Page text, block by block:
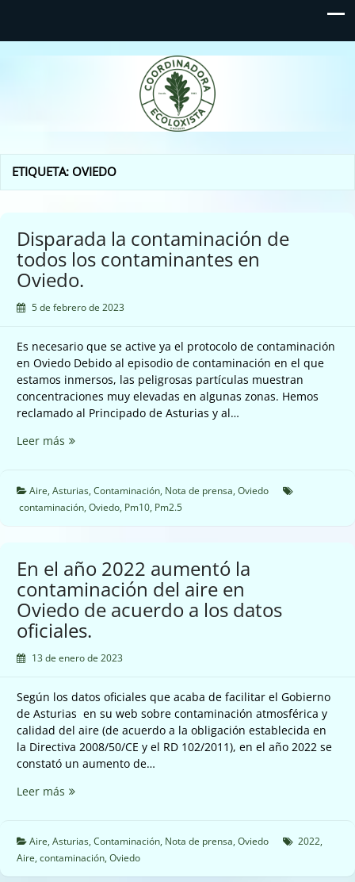
Coordinadora Ecoloxista
d'Asturies
ETIQUETA: OVIEDO
Disparada la contaminación de
todos los contaminantes en
Oviedo.
5 de febrero de 2023
Es necesario que se active ya el protocolo de contaminación
en Oviedo Debido al episodio de contaminación en el que
estamos inmersos, las peligrosas partículas muestran
concentraciones muy elevadas en algunas zonas. Hemos
reclamado al Principado de Asturias y al…
Leer más Disparada
de
todos
Oviedo.
Aire, Asturias, Contaminación, Nota de prensa, Oviedo
contaminación, Oviedo, Pm10, Pm2.5
En el año 2022 aumentó la
contaminación del aire en
Oviedo de acuerdo a los datos
oficiales.
13 de enero de 2023
Según los datos oficiales que acaba de facilitar el Gobierno
de Asturias en su web sobre contaminación atmosférica y
calidad del aire (de acuerdo a la obligación establecida en
la Directiva 2008/50/CE y el RD 102/2011), en el año 2022 se
constató un aumento de…
Leer más En
2022
aumentó
la
Aire, Asturias, Contaminación, Nota de prensa, Oviedo 2022,
Aire, contaminación, Oviedo